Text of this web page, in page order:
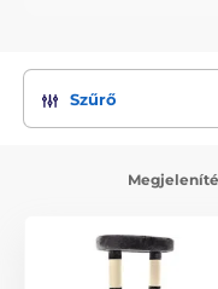
Szűrő